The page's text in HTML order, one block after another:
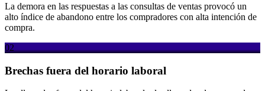
La demora en las respuestas a las consultas de ventas provocó un
alto índice de abandono entre los compradores con alta intención de
compra.
02
Brechas fuera del horario laboral